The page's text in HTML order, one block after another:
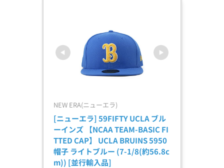
NEW ERA(ニューエラ)
[ニューエラ] 59FIFTY UCLA ブル
ーインズ 【NCAA TEAM-BASIC FI
TTED CAP】 UCLA BRUINS 5950
帽子 ライトブルー (7-1/8(約56.8c
m)) [並行輸入品]